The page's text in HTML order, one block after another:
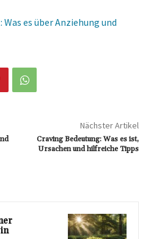
es über Anziehung und
Nächster Artikel
Craving Bedeutung: Was es ist,
Ursachen und hilfreiche Tipps